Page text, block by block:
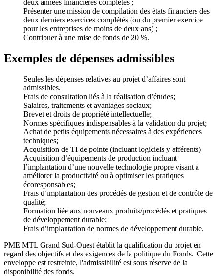
deux années financières complètes ;
Présenter une mission de compilation des états financiers des
deux derniers exercices complétés (ou du premier exercice
pour les entreprises de moins de deux ans) ;
Contribuer à une mise de fonds de 20 %.
Exemples de dépenses admissibles
Seules les dépenses relatives au projet d’affaires sont
admissibles.
Frais de consultation liés à la réalisation d’études;
Salaires, traitements et avantages sociaux;
Brevet et droits de propriété intellectuelle;
Normes spécifiques indispensables à la validation du projet;
Achat de petits équipements nécessaires à des expériences
techniques;
Acquisition de TI de pointe (incluant logiciels y afférents)
Acquisition d’équipements de production incluant
l’implantation d’une nouvelle technologie propre visant à
améliorer la productivité ou à optimiser les pratiques
écoresponsables;
Frais d’implantation des procédés de gestion et de contrôle de
qualité;
Formation liée aux nouveaux produits/procédés et pratiques
de développement durable;
Frais d’implantation de normes de développement durable.
PME MTL Grand Sud-Ouest établit la qualification du projet en
regard des objectifs et des exigences de la politique du Fonds. Cette
enveloppe est restreinte, l'admissibilité est sous réserve de la
disponibilité des fonds.